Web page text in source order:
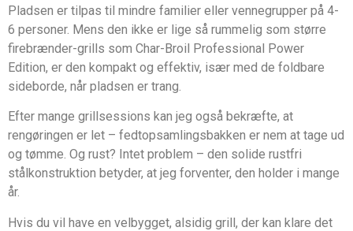
Pladsen er tilpas til mindre familier eller vennegrupper på 4-
6 personer. Mens den ikke er lige så rummelig som større
firebrænder-grills som Char-Broil Professional Power
Edition, er den kompakt og effektiv, især med de foldbare
sideborde, når pladsen er trang.
Efter mange grillsessions kan jeg også bekræfte, at
rengøringen er let – fedtopsamlingsbakken er nem at tage ud
og tømme. Og rust? Intet problem – den solide rustfri
stålkonstruktion betyder, at jeg forventer, den holder i mange
år.
Hvis du vil have en velbygget, alsidig grill, der kan klare det